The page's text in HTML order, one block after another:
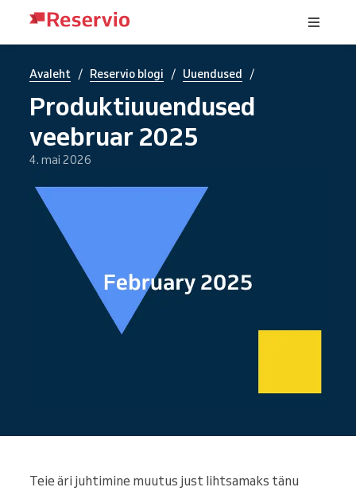
Avaleht / Reservio blogi / Uuendused /
Produktiuuendused
veebruar 2025
4. mai 2026
Teie äri juhtimine muutus just lihtsamaks tänu